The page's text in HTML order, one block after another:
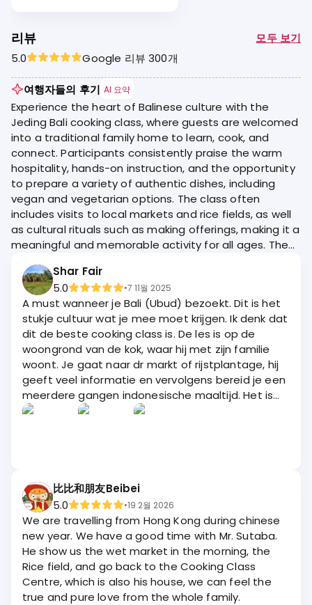
리뷰
모두 보기
5.0
Google 리뷰 300개
여행자들의 후기 AI 요약
Experience the heart of Balinese culture with the
Jeding Bali cooking class, where guests are welcomed
into a traditional family home to learn, cook, and
connect. Participants consistently praise the warm
hospitality, hands-on instruction, and the opportunity
to prepare a variety of authentic dishes, including
vegan and vegetarian options. The class often
includes visits to local markets and rice fields, as well
as cultural rituals such as making offerings, making it a
meaningful and memorable activity for all ages. The
a genuine and enriching experience that is highly
recommended by travelers.
Shar Fair
5.0
•7 11월 2025
A must wanneer je Bali (Ubud) bezoekt. Dit is het
stukje cultuur wat je mee moet krijgen. Ik denk dat
dit de beste cooking class is. De les is op de
woongrond van de kok, waar hij met zijn familie
woont. Je gaat naar dr markt of rijstplantage, hij
geeft veel informatie en vervolgens bereid je een
meerdere gangen indonesische maaltijd. Het is
geweldig en het smaakt geweldig. De dag is goed
比比和朋友Beibei
5.0
•19 2월 2026
We are travelling from Hong Kong during chinese
new year. We have a good time with Mr. Sutaba.
He show us the wet market in the morning, the
Rice field, and go back to the Cooking Class
Centre, which is also his house, we can feel the
true and pure love from the whole family.